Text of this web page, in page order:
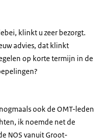
klinkt u zeer bezorgt.
advies, dat klinkt
op korte termijn in de
ook de OMT-leden
ik noemde net de
NOS vanuit Groot-